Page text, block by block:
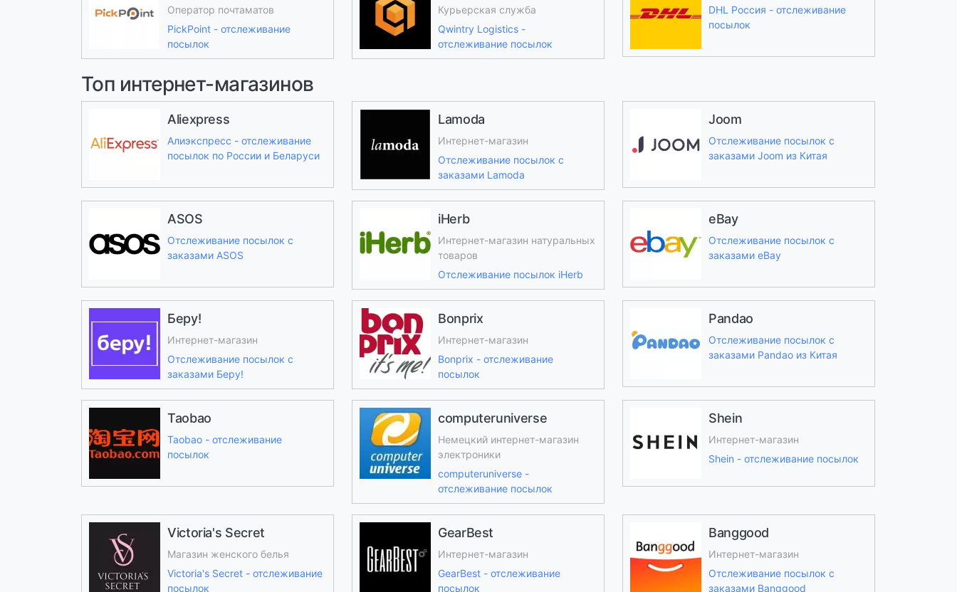
Оператор почтаматов
PickPoint - отслеживание
посылок
Курьерская служба
Qwintry Logistics -
отслеживание посылок
DHL Россия - отслеживание
посылок
Топ интернет-магазинов
Aliexpress
Алиэкспресс - отслеживание
посылок по России и Беларуси
Lamoda
Интернет-магазин
Отслеживание посылок с
заказами Lamoda
Joom
Отслеживание посылок с
заказами Joom из Китая
ASOS
Отслеживание посылок с
заказами ASOS
iHerb
Интернет-магазин натуральных
товаров
Отслеживание посылок iHerb
eBay
Отслеживание посылок с
заказами eBay
Беру!
Интернет-магазин
Отслеживание посылок с
заказами Беру!
Bonprix
Интернет-магазин
Bonprix - отслеживание
посылок
Pandao
Отслеживание посылок с
заказами Pandao из Китая
Taobao
Taobao - отслеживание
посылок
computeruniverse
Немецкий интернет-магазин
электроники
computeruniverse -
отслеживание посылок
Shein
Интернет-магазин
Shein - отслеживание посылок
Victoria's Secret
Магазин женского белья
Victoria's Secret - отслеживание
посылок
GearBest
Интернет-магазин
GearBest - отслеживание
посылок
Banggood
Интернет-магазин
Отслеживание посылок с
заказами Banggood